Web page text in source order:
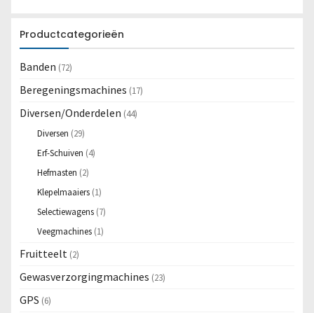
Productcategorieën
Banden (72)
Beregeningsmachines (17)
Diversen/Onderdelen (44)
Diversen (29)
Erf-Schuiven (4)
Hefmasten (2)
Klepelmaaiers (1)
Selectiewagens (7)
Veegmachines (1)
Fruitteelt (2)
Gewasverzorgingmachines (23)
GPS (6)